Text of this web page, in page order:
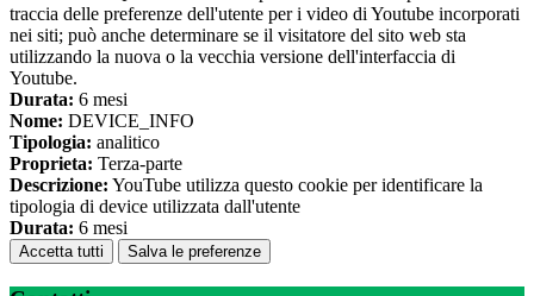
traccia delle preferenze dell'utente per i video di Youtube incorporati
nei siti; può anche determinare se il visitatore del sito web sta
utilizzando la nuova o la vecchia versione dell'interfaccia di
Youtube.
Durata: 6 mesi
Nome: DEVICE_INFO
Tipologia: analitico
Proprieta: Terza-parte
Descrizione: YouTube utilizza questo cookie per identificare la
tipologia di device utilizzata dall'utente
Durata: 6 mesi
Accetta tutti Salva le preferenze